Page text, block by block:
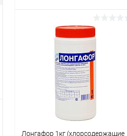
Подписаться
Купить в 1 клик Сравнение
В избранное
Лонгафор 1кг (хлорсодержащие